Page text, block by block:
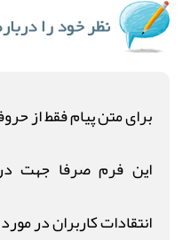
برای متن پیام فقط از
این فرم صرفا جهت
انتقادات کاربران در